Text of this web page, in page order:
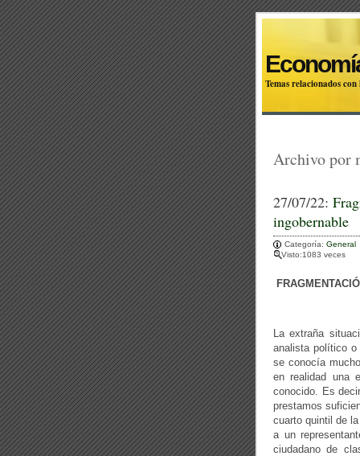
Temas relacionados
Archivo por
27/07/22:
ingobernable
Categoría: General
Visto:1083 veces
La extraña
analista político o
se conocía
en realidad una
conocido. Es
prestamos
cuarto quintil de
a un
ciudadano de